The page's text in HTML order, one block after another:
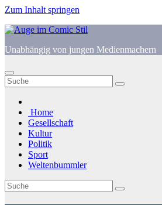
Zum Inhalt springen
Unabhängig von jungen Medienmachern
Home
Gesellschaft
Kultur
Politik
Sport
Weltenbummler